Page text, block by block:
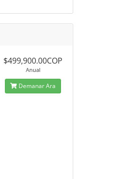
$499,900.00COP
Anual
Demanar Ara